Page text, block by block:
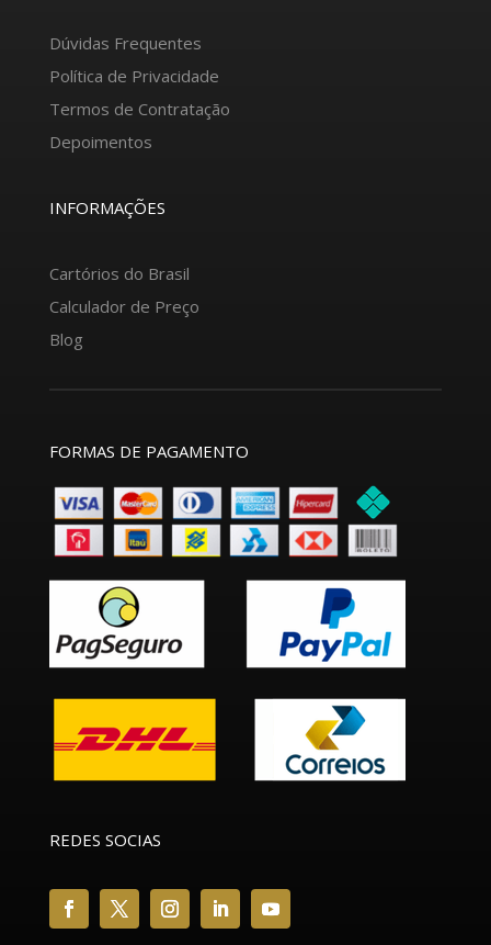
Dúvidas Frequentes
Política de Privacidade
Termos de Contratação
Depoimentos
INFORMAÇÕES
Cartórios do Brasil
Calculador de Preço
Blog
FORMAS DE PAGAMENTO
REDES SOCIAS